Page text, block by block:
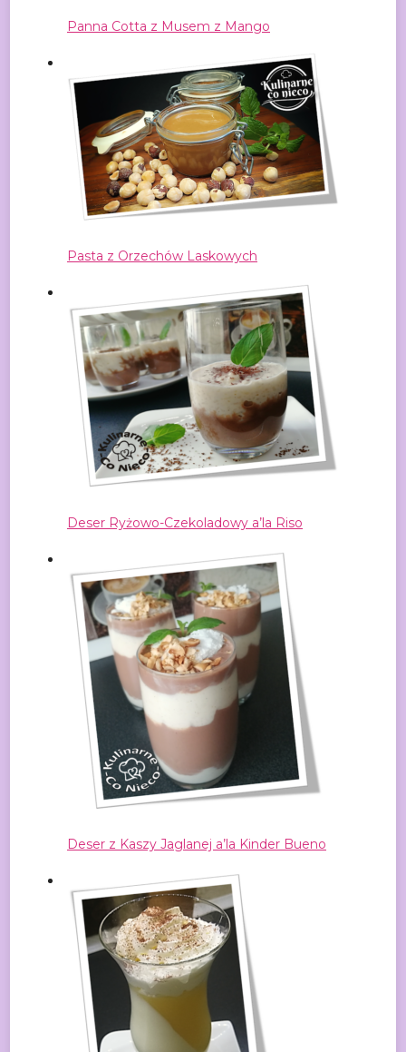
Panna Cotta z Musem z Mango
Pasta z Orzechów Laskowych
Deser Ryżowo-Czekoladowy a’la Riso
Deser z Kaszy Jaglanej a’la Kinder Bueno